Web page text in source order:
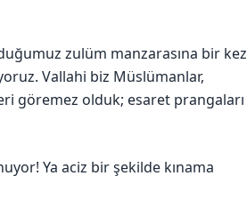
zulüm manzarasına bir kez
Vallahi biz Müslümanlar,
göremez olduk; esaret prangaları
Ya aciz bir şekilde kınama